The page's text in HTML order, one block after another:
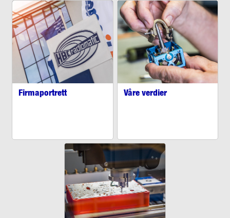
Firmaportrett Våre verdier